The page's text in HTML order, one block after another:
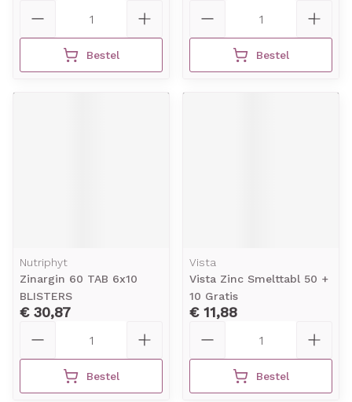
Bestel Bestel
Nutriphyt
Zinargin 60 TAB 6x10
BLISTERS
€ 30,87
Bestel
Vista
Vista Zinc Smelttabl 50 +
10 Gratis
€ 11,88
Bestel